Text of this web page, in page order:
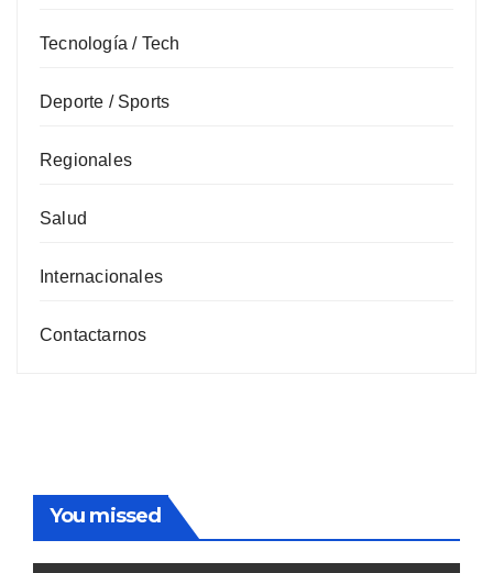
Tecnología / Tech
Deporte / Sports
Regionales
Salud
Internacionales
Contactarnos
You missed